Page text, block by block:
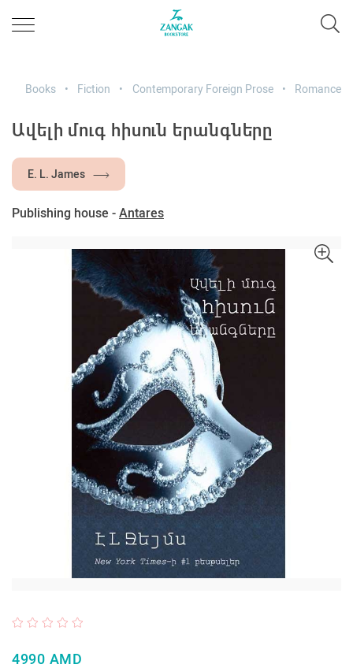
Books Fiction Contemporary Foreign Prose Romance
Ավելի մուգ հիսուն երանգները
E. L. James
Publishing house - Antares
4990 AMD